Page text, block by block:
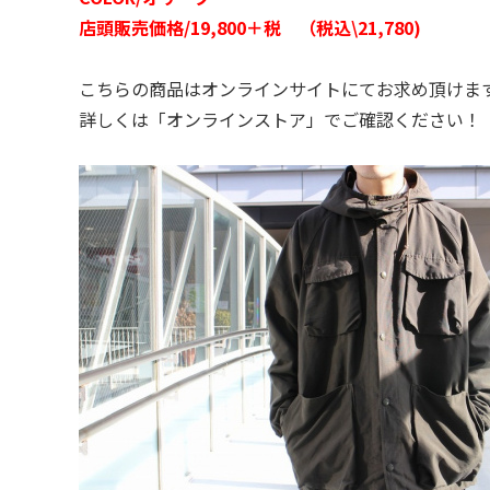
店頭販売価格/19,800＋税 （税込\21,780)
こちらの商品はオンラインサイトにてお求め頂けま
詳しくは「オンラインストア」でご確認ください！